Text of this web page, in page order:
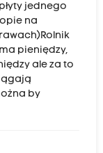
jednego
na
pieniędzy,
ale za to
by